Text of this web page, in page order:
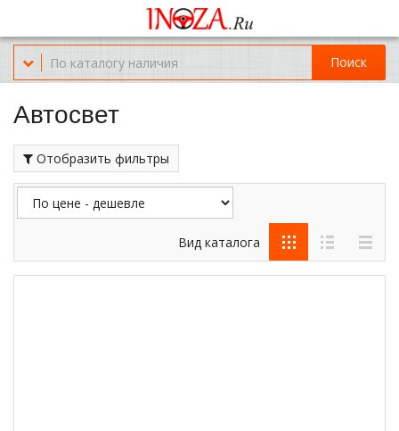
Офис обслуживания г.Краснодар (KRD) Куликова Поля 2 (магазин
Нож-мясо)
8-(967)-300-69-11
Поиск
Автосвет
Отобразить фильтры
Вид каталога